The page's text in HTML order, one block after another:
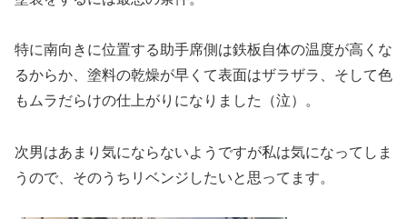
特に南向きに位置する助手席側は鉄板自体の温度が高くな
るからか、塗料の乾燥が早くて表面はザラザラ、そして色
もムラだらけの仕上がりになりました（泣）。
次男はあまり気にならないようですが私は気になってしま
うので、そのうちリベンジしたいと思ってます。